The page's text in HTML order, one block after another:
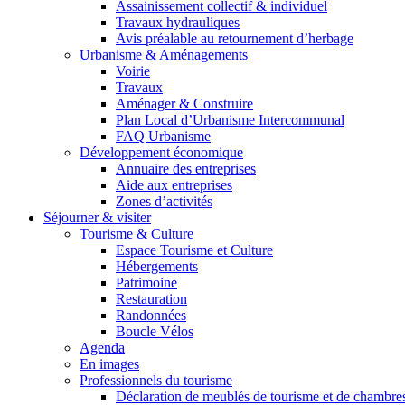
Assainissement collectif & individuel
Travaux hydrauliques
Avis préalable au retournement d’herbage
Urbanisme & Aménagements
Voirie
Travaux
Aménager & Construire
Plan Local d’Urbanisme Intercommunal
FAQ Urbanisme
Développement économique
Annuaire des entreprises
Aide aux entreprises
Zones d’activités
Séjourner & visiter
Tourisme & Culture
Espace Tourisme et Culture
Hébergements
Patrimoine
Restauration
Randonnées
Boucle Vélos
Agenda
En images
Professionnels du tourisme
Déclaration de meublés de tourisme et de